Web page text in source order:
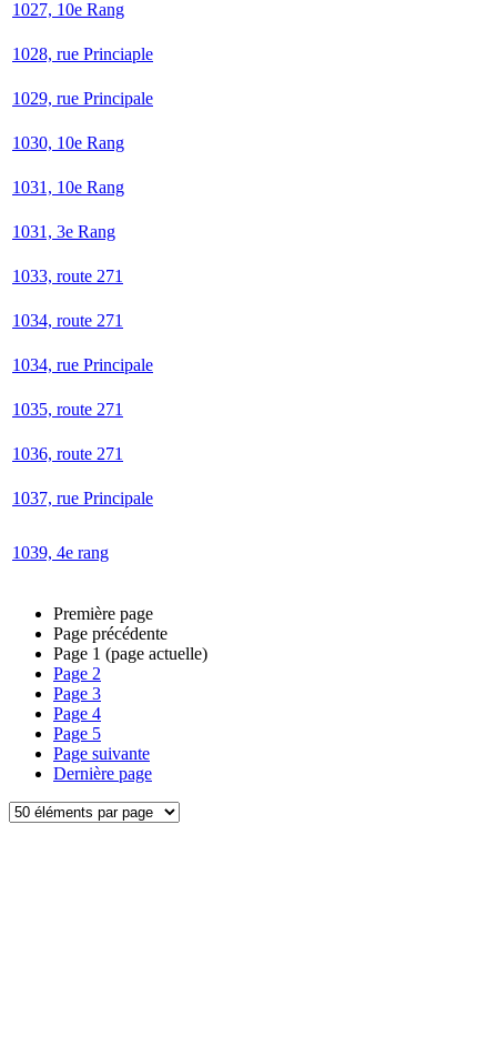
1027, 10e Rang
1028, rue Princiaple
1029, rue Principale
1030, 10e Rang
1031, 10e Rang
1031, 3e Rang
1033, route 271
1034, route 271
1034, rue Principale
1035, route 271
1036, route 271
1037, rue Principale
1039, 4e rang
Première page
Page précédente
Page 1 (page actuelle)
Page 2
Page 3
Page 4
Page 5
Page suivante
Dernière page